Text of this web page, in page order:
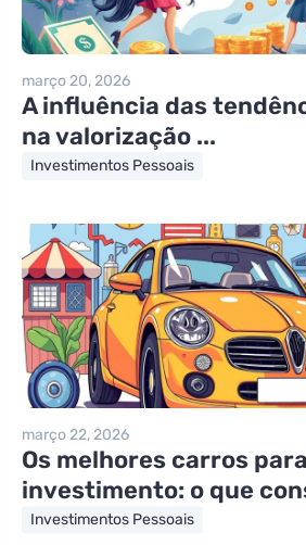
março 20, 2026
A influência das
na valorização ...
Investimentos Pessoais
março 22, 2026
Os melhores carros para
investimento: o que
Investimentos Pessoais